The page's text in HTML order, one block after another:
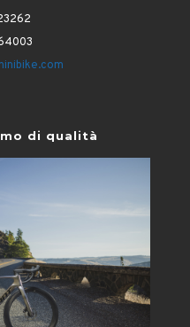
di qualità